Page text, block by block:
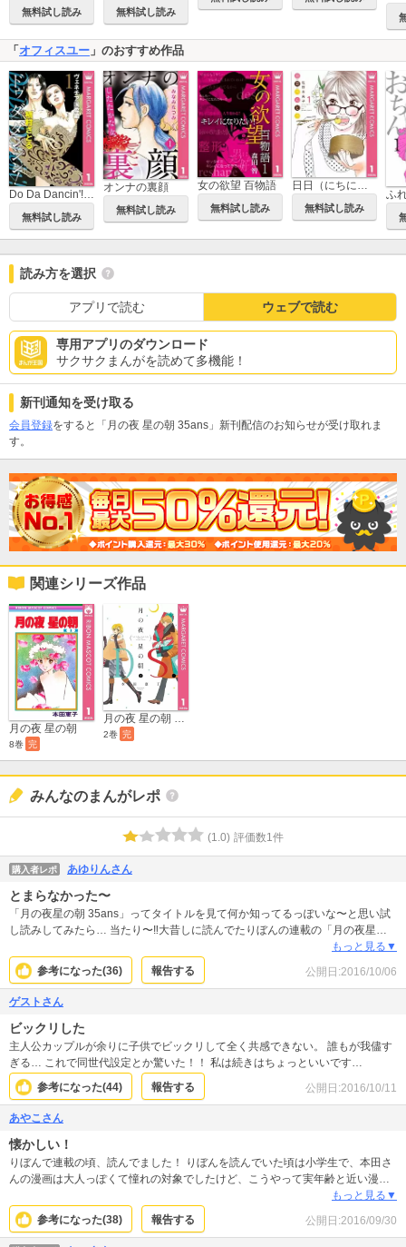
無料試し読み 無料試し読み
「 オフィスユー 」のおすすめ作品
Do Da Dancin'! ヴェネチア国際編
無料試し読み
オンナの裏顔
無料試し読み
女の欲望 百物語
無料試し読み
日日（にちにち）べんとう
無料試し読み
ふ
読み方を選択
アプリで読む ウェブで読む
専用アプリのダウンロード
サクサクまんがを読めて多機能！
新刊通知を受け取る
会員登録をすると「月の夜 星の朝 35ans」新刊配信のお知らせが受け取れま
す。
関連シリーズ作品
月の夜 星の朝
8巻 完
月の夜 星の朝 D.S.（ダル・セーニョ）
2巻 完
みんなのまんがレポ
(1.0) 評価数1件
購入者レポ あゆりんさん
とまらなかった〜
「月の夜星の朝 35ans」ってタイトルを見て何か知ってるっぽいな〜と思い試
し読みしてみたら… 当たり〜‼︎大昔しに読んでたりぼんの連載の「月の夜星の
朝」の大人になったバージョンで読めば読むほど止まらなくなり、イッキに読
んじゃいました。 内容も大人になり、現実ではあり得ないような内容でもスト
ンと入ってきて、大人の恋愛物語なのにどこかキュンキュンするところもあり
ました。また、主人公の恋愛だけじゃなく主人公を取り巻く人たちの恋愛物語
てますが、私たち世代は懐かしく感じてついつい読んでしまうのかもしれない
ですね。
もっと見る▼
参考になった(36) 報告する 公開日:2016/10/06
ゲストさん
ビックリした
主人公カップルが余りに子供でビックリして全く共感できない。 誰もが我儘す
ぎる… これで同世代設定とか驚いた！！ 私は続きはちょっといいです…
参考になった(44) 報告する 公開日:2016/10/11
あやこさん
懐かしい！
りぼんで連載の頃、読んでました！ りぼんを読んでいた頃は小学生で、本田さ
んの漫画は大人っぽくて憧れの対象でしたけど、こうやって実年齢と近い漫画
を再び描いてくれるのは嬉しいですね！ 絵のタッチもさほど変わっていなく
て、嬉しかったです！ 続きが読みたいなー！ この頃のマンガは一途な話が多く
て本当に好きでした。現実的ではないかもしれませんけど、そうだったらいい
なというような、夢のあるマンガです。
もっと見る▼
参考になった(38) 報告する 公開日:2016/09/30